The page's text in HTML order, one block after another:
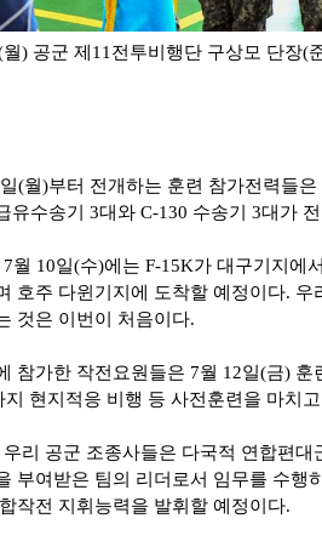
월) 공군 제11전투비행단 구상모 단장(
일(월)부터 전개하는 훈련 참가전력들은
유수송기
3대와 C-130 수송기 3대가
7월 10일(수)에는 F-15K가 대구기지에
호주 다윈기지에 도착할 예정이다. 우
것은 이번이 처음이다.
참가한 작전요원들은 7월 12일(금) 훈
지 현지적응 비행 등 사전훈련을 마치고
우리 공군 조종사들은 다국적 연합편대
부여받은 팀의 리더로서 임무를 수행
작전 지휘능력을 발휘할 예정이다.